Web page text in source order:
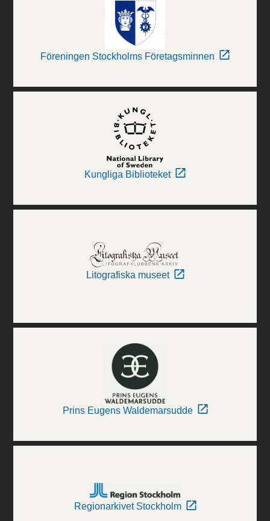
Föreningen Stockholms Företagsminnen
Kungliga Biblioteket
Litografiska museet
Prins Eugens Waldemarsudde
Regionarkivet Stockholm